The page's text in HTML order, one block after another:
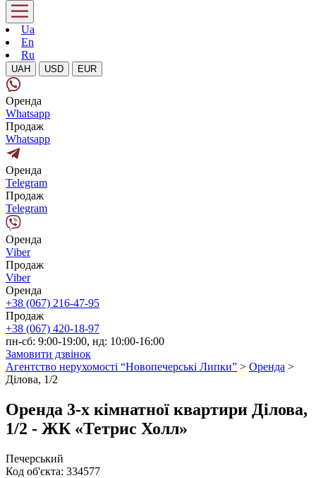
Ua
En
Ru
UAH USD EUR
Оренда
Whatsapp
Продаж
Whatsapp
Оренда
Telegram
Продаж
Telegram
Оренда
Viber
Продаж
Viber
Оренда
+38 (067) 216-47-95
Продаж
+38 (067) 420-18-97
пн-сб: 9:00-19:00, нд: 10:00-16:00
Замовити дзвінок
Агентство нерухомості “Новопечерські Липки” > Оренда >
Ділова, 1/2
Оренда 3-х кімнатної квартири Ділова,
1/2 - ЖК «Тетрис Холл»
Печерський
Код об'єкта: 334577